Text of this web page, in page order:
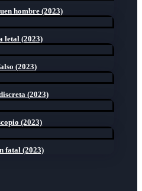
hombre (2023)
letal (2023)
(2023)
(2023)
(2023)
fatal (2023)